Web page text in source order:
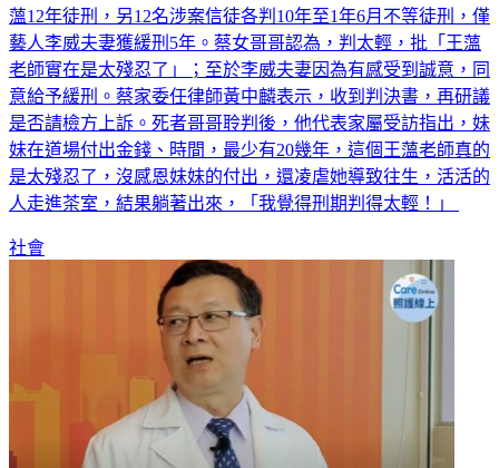
藝人李威夫妻獲緩刑5年。蔡女哥哥認為，判太輕，批「王薀
老師實在是太殘忍了」；至於李威夫妻因為有感受到誠意，同
意給予緩刑。蔡家委任律師黃中麟表示，收到判決書，再研議
是否請檢方上訴。死者哥哥聆判後，他代表家屬受訪指出，妹
妹在道場付出金錢、時間，最少有20幾年，這個王薀老師真的
是太殘忍了，沒感恩妹妹的付出，還凌虐她導致往生，活活的
人走進茶室，結果躺著出來，「我覺得刑期判得太輕！」